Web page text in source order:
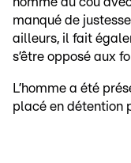
manqué de
ailleurs, il fait
s’être opposé aux
L’homme a été
placé en détention